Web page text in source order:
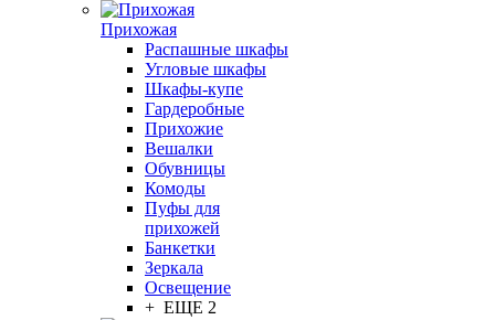
Прихожая
Распашные шкафы
Угловые шкафы
Шкафы-купе
Гардеробные
Прихожие
Вешалки
Обувницы
Комоды
Пуфы для
прихожей
Банкетки
Зеркала
Освещение
+ ЕЩЕ 2